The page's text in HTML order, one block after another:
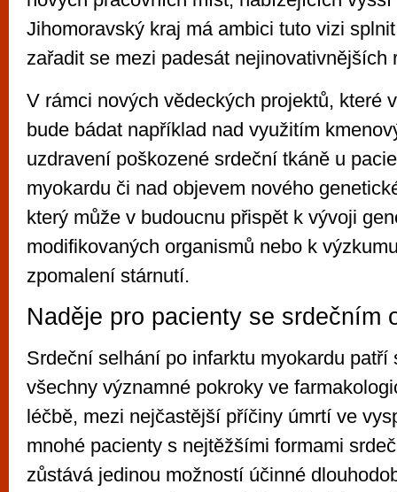
Jihomoravský kraj má ambici tuto vizi
zařadit se mezi padesát nejinovativnějších
V rámci nových vědeckých projektů, které
bude bádat například nad využitím
uzdravení poškozené srdeční tkáně u
myokardu či nad objevem nového
který může v budoucnu přispět k vývoji
modifikovaných organismů nebo k
zpomalení stárnutí.
Naděje pro pacienty se srdečním
Srdeční selhání po infarktu myokardu patří
všechny významné pokroky ve
léčbě, mezi nejčastější příčiny úmrtí ve
mnohé pacienty s nejtěžšími formami
zůstává jedinou možností účinné